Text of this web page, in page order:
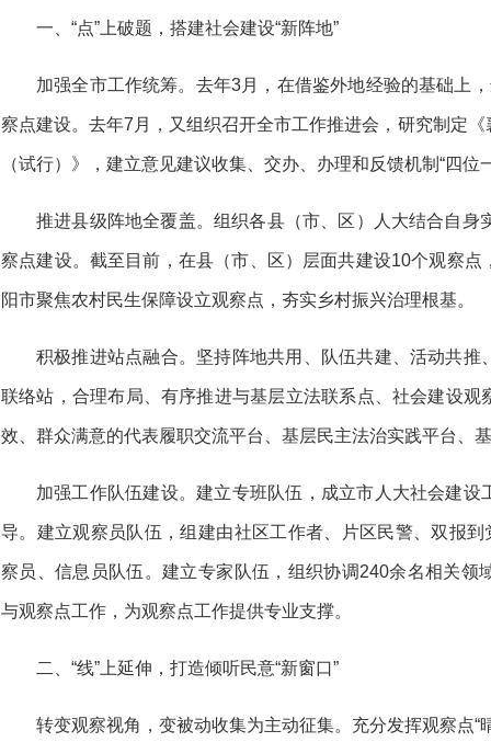
一、“点”上破题，搭建社会建设“新阵地”
加强全市工作统筹。去年3月，在借鉴外地经验的基础上
察点建设。去年7月，又组织召开全市工作推进会，研究制定
（试行）》，建立意见建议收集、交办、办理和反馈机制“四
推进县级阵地全覆盖。组织各县（市、区）人大结合自
察点建设。截至目前，在县（市、区）层面共建设10个观察
阳市聚焦农村民生保障设立观察点，夯实乡村振兴治理根基。
积极推进站点融合。坚持阵地共用、队伍共建、活动共
联络站，合理布局、有序推进与基层立法联系点、社会建设
效、群众满意的代表履职交流平台、基层民主法治实践平台、
加强工作队伍建设。建立专班队伍，成立市人大社会建
导。建立观察员队伍，组建由社区工作者、片区民警、双报
察员、信息员队伍。建立专家队伍，组织协调240余名相关领
与观察点工作，为观察点工作提供专业支撑。
二、“线”上延伸，打造倾听民意“新窗口”
转变观察视角，变被动收集为主动征集。充分发挥观察点“